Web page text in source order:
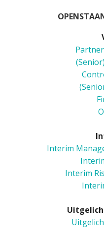
Interim
Interim